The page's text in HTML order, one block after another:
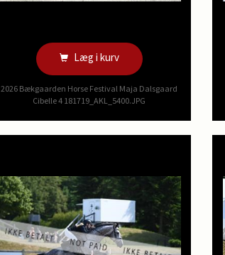
Læg i kurv
2026 Bækgaarden Horse Festival Maja Dalsgaard
Cibelle 4 181719_AKL_5400.JPG